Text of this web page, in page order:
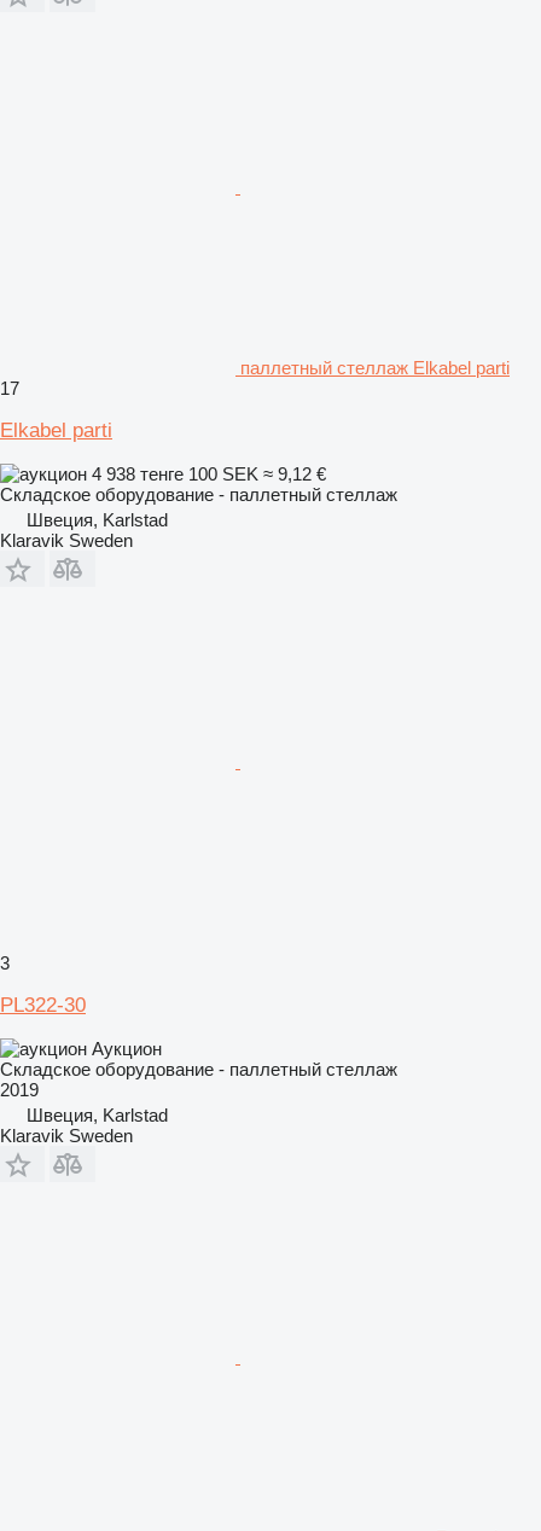
паллетный стеллаж Elkabel parti
17
Elkabel parti
4 938 тенге 100 SEK ≈ 9,12 €
Складское оборудование - паллетный стеллаж
Швеция, Karlstad
Klaravik Sweden
3
PL322-30
Аукцион
Складское оборудование - паллетный стеллаж
2019
Швеция, Karlstad
Klaravik Sweden